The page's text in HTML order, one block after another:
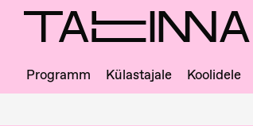
Skip
Ligipääs
ja
Programm Külastajale Koolidele